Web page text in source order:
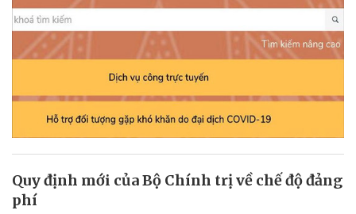
Quy định mới của Bộ Chính trị về chế độ đảng
phí